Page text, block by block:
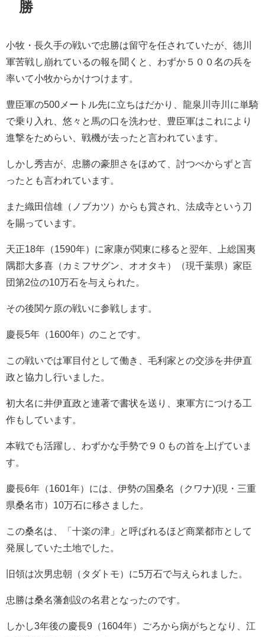
勝
小牧・長久手の戦いで忠勝は留守を任されていたが、徳川
軍苦戦し崩れているの報を聞くと、わずか５００名の兵を
率いて小牧からかけつけます。
豊臣軍の500メートル先に立ちはだかり、龍泉川寺川に単騎
で乗り入れ、悠々と馬の口を洗わせ、豊臣軍はこれにより
進撃をためらい、戦機が去ったと言われています。
しかし秀吉が、忠勝の豪胆さをほめて、討つべからずと言
ったとも言われています。
また織田信雄（ノブカツ）からも賞され、法成寺という刀
を賜っています。
天正18年（1590年）に家康が関東に移ると翌年、上総国夷
隅郡大多喜（カミフサグン、オオタキ）（現千葉県）家臣
団第2位の10万石を与えられた。
その後関ケ原の戦いに参戦します。
慶長5年（1600年）のことです。
この戦いでは軍目付として働き、毛利家との交渉を井伊直
政と協力し行いました。
初大名に井伊直政と連著で書状を送り、東軍方につける工
作もしています。
本戦でも活躍し、わずかな手勢で９０もの首を上げていま
す。
慶長6年（1601年）には、伊勢の国桑名（クワナ)(現・三重
県桑名市）10万石に移さました。
この桑名は、「十楽の津」と呼ばれるほど商業都市として
発展していた土地でした。
旧領は次男忠朝（タダトモ）に5万石で与えられました。
忠勝は桑名藩創設の名君となったのです。
しかし3年後の慶長9（1604年）ごろから病がちとなり、江